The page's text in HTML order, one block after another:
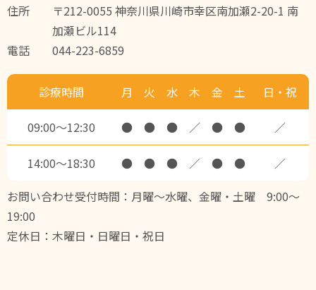
住所
〒212-0055 神奈川県川崎市幸区南加瀬2-20-1 南
加瀬ビル114
電話
044-223-6859
診療時間 月 火 水 木 金 土 日・祝
09:00～12:30 ● ● ● ／ ● ● ／
14:00～18:30 ● ● ● ／ ● ●
／
お問い合わせ受付時間：月曜～水曜、金曜・土曜 9:00～
19:00
定休日：木曜日・日曜日・祝日